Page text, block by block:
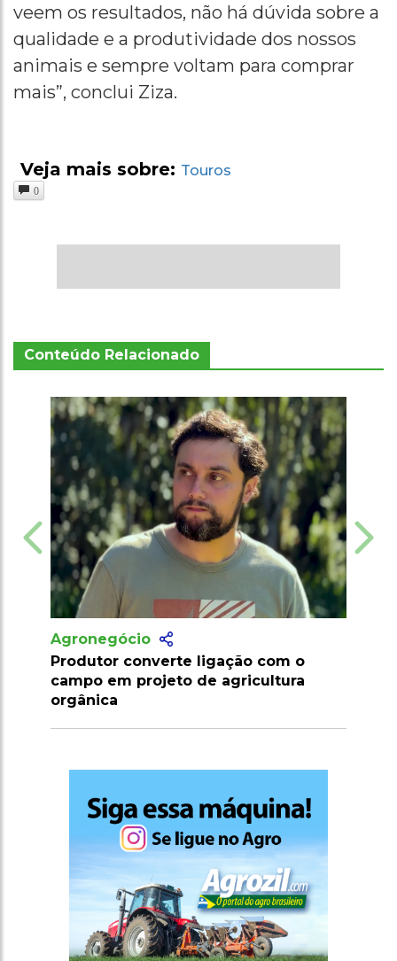
veem os resultados, não há dúvida sobre a
qualidade e a produtividade dos nossos
animais e sempre voltam para comprar
mais”, conclui Ziza.
Veja mais sobre: Touros
0
Conteúdo Relacionado
Agronegócio
Marrocos suspende tarifas de
importação de carnes e ovinos até
2026